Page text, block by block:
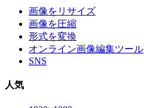
画像をリサイズ
画像を圧縮
形式を変換
オンライン画像編集ツール
SNS
人気